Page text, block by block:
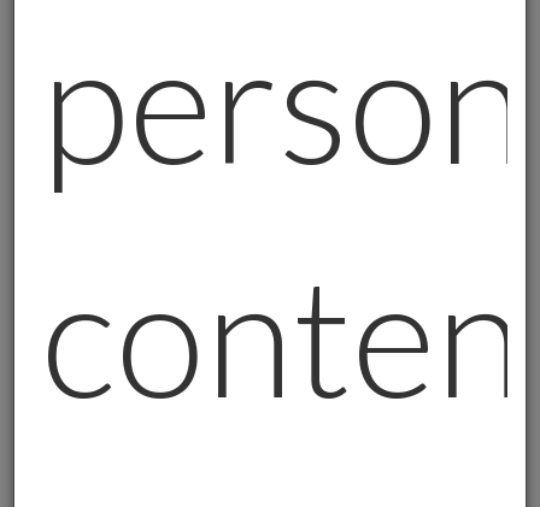
per tutta la durata del rapporto e,
successivamente, per l’adempimento degli
obblighi di legge (ad esempio, obblighi
I dati personali non saranno oggetto di
diffusione, fatta salva l’ipotesi in cui la
comunicazione o diffusione sia richiesta, in